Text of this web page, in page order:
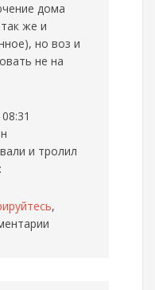
дома
же и
но воз и
не на
и тролил
,